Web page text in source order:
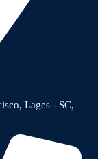
Lages - SC,